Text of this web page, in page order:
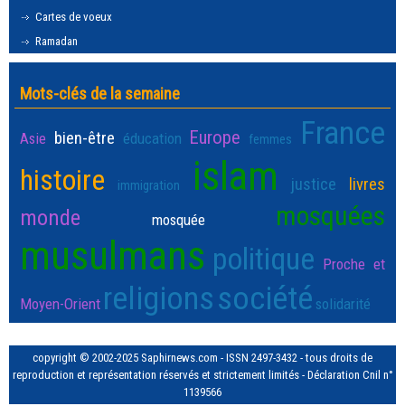
Cartes de voeux
Ramadan
Mots-clés de la semaine
Asie bien-être éducation Europe femmes France
histoire immigration islam justice livres
monde mosquée mosquées
musulmans politique Proche et
Moyen-Orient religionssociété solidarité
copyright © 2002-2025 Saphirnews.com - ISSN 2497-3432 - tous droits de
reproduction et représentation réservés et strictement limités - Déclaration Cnil n°
1139566